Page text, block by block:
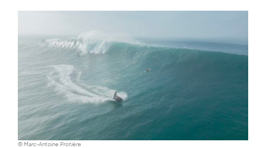
© Marc-Antoine Protière